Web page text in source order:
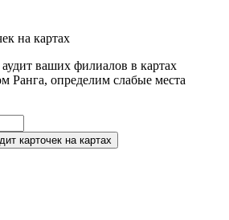
на картах
ваших филиалов в картах
Ранга, определим слабые места
карточек на картах